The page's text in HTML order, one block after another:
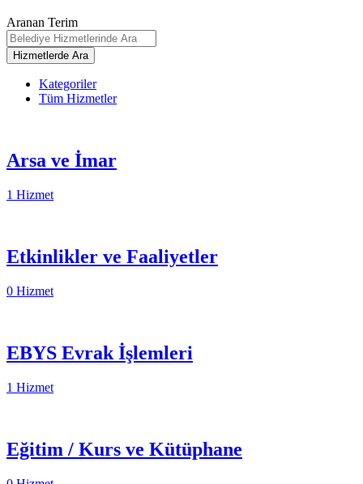
Aranan Terim
Kategoriler
Tüm Hizmetler
Arsa ve İmar
1 Hizmet
Etkinlikler ve Faaliyetler
0 Hizmet
EBYS Evrak İşlemleri
1 Hizmet
Eğitim / Kurs ve Kütüphane